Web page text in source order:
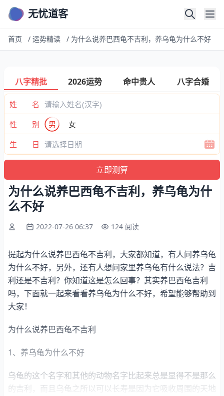
无忧道客
首页 / 运势精读 / 为什么说养巴西龟不吉利，养乌龟为什么不好
八字精批 2026运势 命中贵人 八字合婚
姓 名
性 别
男
女
生 日
为什么说养巴西龟不吉利，养乌龟为什
么不好
2022-07-26 06:37 124 阅读
提起为什么说养巴西龟不吉利，大家都知道，有人问养乌龟
为什么不好，另外，还有人想问家里养乌龟有什么说法？吉
利还是不吉利？你知道这是怎么回事？其实养巴西龟吉利
吗，下面就一起来看看养乌龟为什么不好，希望能够帮助到
大家！
为什么说养巴西龟不吉利
1、养乌龟为什么不好
乌龟的这个名字和其他的动物名字比起来总是显得不是那么
的吉利，而且乌龟之所以可以长寿是因为它吸收周围的天地